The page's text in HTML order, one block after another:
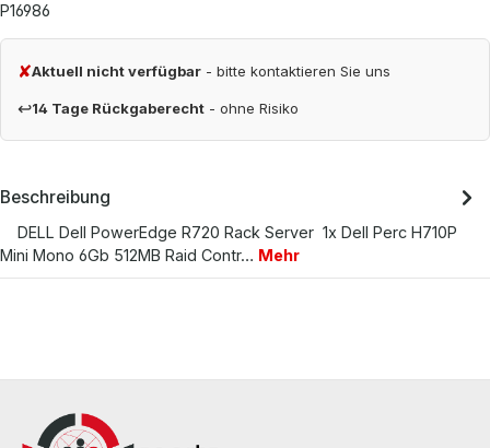
P16986
✘Aktuell nicht verfügbar - bitte kontaktieren Sie uns
↩14 Tage Rückgaberecht - ohne Risiko
Beschreibung
DELL Dell PowerEdge R720 Rack Server 1x Dell Perc H710P
Mini Mono 6Gb 512MB Raid Contr… Mehr